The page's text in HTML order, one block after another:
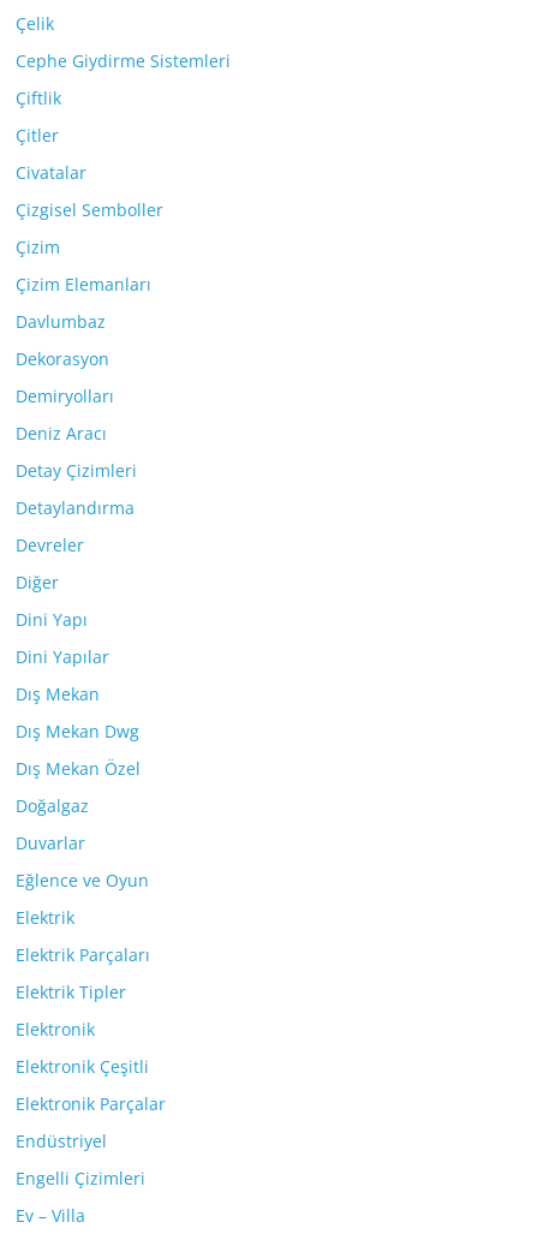
Çelik
Cephe Giydirme Sistemleri
Çiftlik
Çitler
Civatalar
Çizgisel Semboller
Çizim
Çizim Elemanları
Davlumbaz
Dekorasyon
Demiryolları
Deniz Aracı
Detay Çizimleri
Detaylandırma
Devreler
Diğer
Dini Yapı
Dini Yapılar
Dış Mekan
Dış Mekan Dwg
Dış Mekan Özel
Doğalgaz
Duvarlar
Eğlence ve Oyun
Elektrik
Elektrik Parçaları
Elektrik Tipler
Elektronik
Elektronik Çeşitli
Elektronik Parçalar
Endüstriyel
Engelli Çizimleri
Ev – Villa